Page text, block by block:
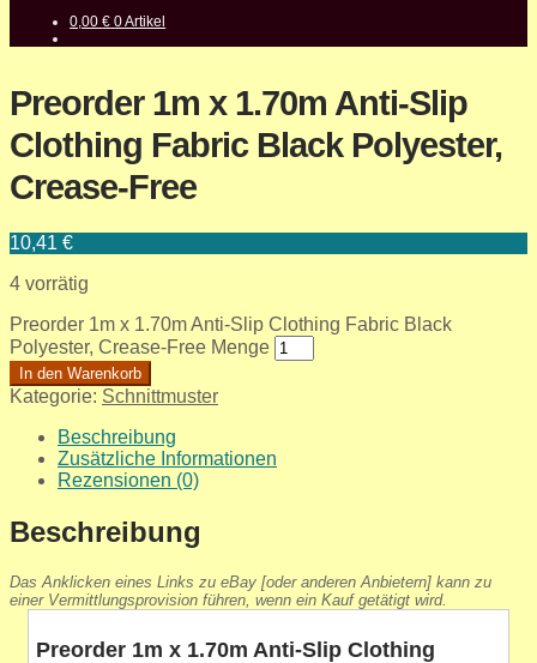
0,00€ 0 Artikel
Preorder 1m x 1.70m Anti-Slip
Clothing Fabric Black Polyester,
Crease-Free
10,41 €
4 vorrätig
Preorder 1m x 1.70m Anti-Slip Clothing Fabric Black
Polyester, Crease-Free Menge
In den Warenkorb
Kategorie: Schnittmuster
Beschreibung
Zusätzliche Informationen
Rezensionen (0)
Beschreibung
Das Anklicken eines Links zu eBay [oder anderen Anbietern] kann zu
einer Vermittlungsprovision führen, wenn ein Kauf getätigt wird.
Preorder 1m x 1.70m Anti-Slip Clothing